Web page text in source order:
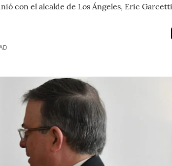
con el alcalde de Los Ángeles, Eric Garcetti